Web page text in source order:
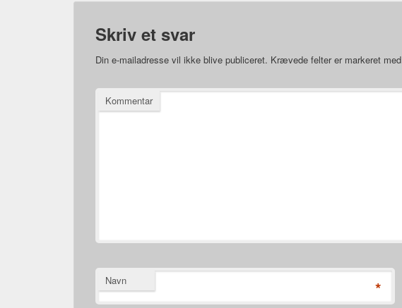
Skriv et svar
Din e-mailadresse vil ikke blive publiceret. Krævede felter er markeret med
Kommentar
Navn *